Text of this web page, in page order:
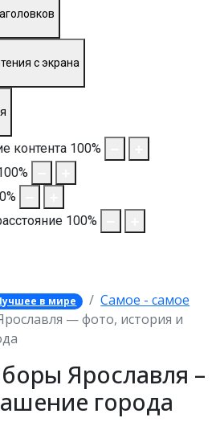
с экрана
контента 100%
%
%
100%
в мире
Самое - самое
— фото, история и
Ярославля –
города